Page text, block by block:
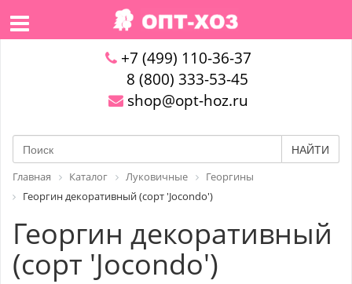
+7 (499) 110-36-37
8 (800) 333-53-45
shop@opt-hoz.ru
НАЙТИ
Главная Каталог Луковичные
Георгины
Георгин декоративный (сорт 'Jocondo')
Георгин декоративный
(сорт 'Jocondo')